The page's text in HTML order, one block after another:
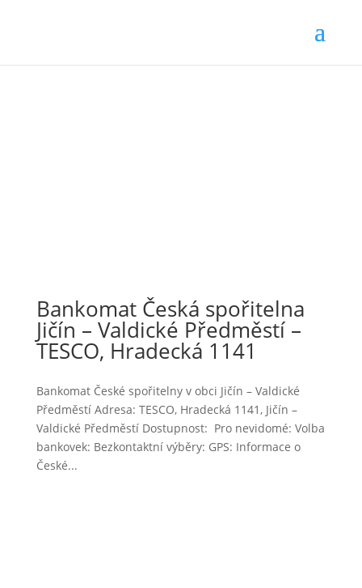
Bankomat Česká spořitelna
Jičín – Valdické Předměstí –
TESCO, Hradecká 1141
Bankomat České spořitelny v obci Jičín – Valdické
Předměstí Adresa: TESCO, Hradecká 1141, Jičín –
Valdické Předměstí Dostupnost: Pro nevidomé: Volba
bankovek: Bezkontaktní výběry: GPS: Informace o
České...